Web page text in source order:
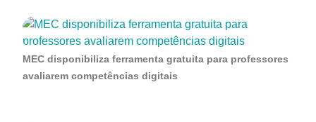
MEC disponibiliza ferramenta gratuita para professores
avaliarem competências digitais